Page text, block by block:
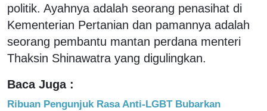
politik. Ayahnya adalah seorang penasihat di
Kementerian Pertanian dan pamannya adalah
seorang pembantu mantan perdana menteri
Thaksin Shinawatra yang digulingkan.
Baca Juga :
Ribuan Pengunjuk Rasa Anti-LGBT Bubarkan